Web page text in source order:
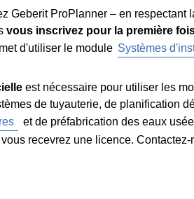
Geberit ProPlanner – en respectant
vous inscrivez pour la première
d'utiliser le module Systèmes
est nécessaire pour utiliser les
de tuyauterie, de planification
et de préfabrication des eaux
recevrez une licence.